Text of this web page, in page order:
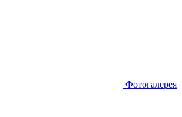
Фотогалерея